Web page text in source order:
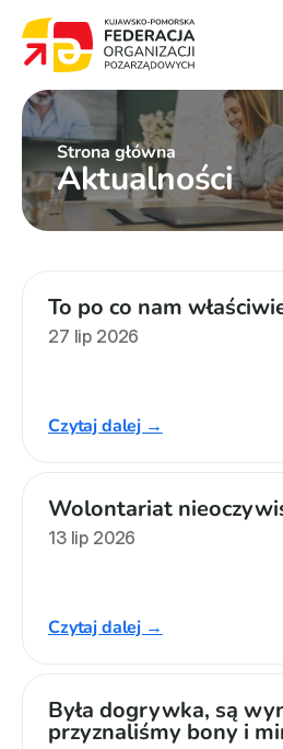
Strona główna
Aktualności
Projekty
Członkowie
Kontakt
Statut i sprawozdania
Władze
Narzędzie samooceny
Projekty
Strona główna
Aktualności
To po co nam
27 lip 2026
Czytaj dalej →
Wolontariat
13 lip 2026
Czytaj dalej →
Była dogrywka, są
przyznaliśmy bony i